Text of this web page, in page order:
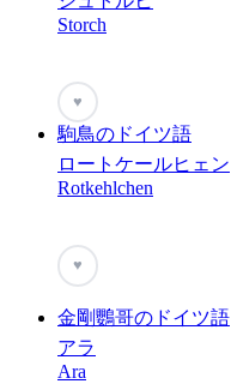
Storch
♥
駒鳥のドイツ語
ロートケールヒェン
Rotkehlchen
♥
金剛鸚哥のドイツ語
アラ
Ara